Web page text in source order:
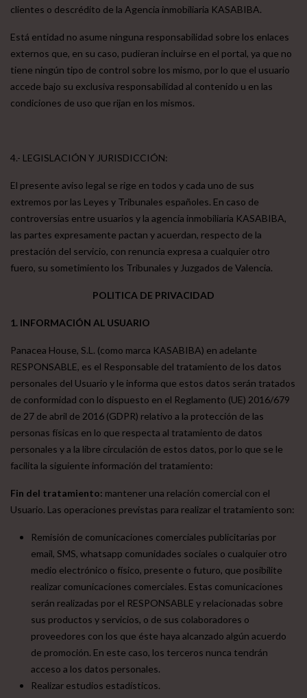
clientes o descrédito de la Agencia inmobiliaria KASABIBA.
Está entidad no asume ninguna responsabilidad sobre los enlaces
externos que, en su caso, pudieran incluirse en el portal, ya que no
tiene ningún tipo de control sobre los mismo, por lo que el usuario
accede bajo su exclusiva responsabilidad al contenido u en las
condiciones de uso que rijan en los mismos.
4.- LEGISLACIÓN Y JURISDICCIÓN:
El presente aviso legal se rige en todos y cada uno de sus
extremos por las Leyes y Tribunales españoles. En caso de
controversias entre usuarios y la agencia inmobiliaria KASABIBA,
las partes expresamente pactan y acuerdan, respecto de la
prestación del servicio, con renuncia expresa a cualquier otro
fuero, su sometimiento los Tribunales y Juzgados de Valencia.
POLITICA DE PRIVACIDAD
1. INFORMACIÓN AL USUARIO
Panacea House, S.L. (como marca KASABIBA) en adelante
RESPONSABLE, es el Responsable del tratamiento de los datos
personales del Usuario y le informa que estos datos serán tratados
de conformidad con lo dispuesto en el Reglamento (UE) 2016/679
de 27 de abril de 2016 (GDPR) relativo a la protección de las
personas físicas en lo que respecta al tratamiento de datos
personales y a la libre circulación de estos datos, por lo que se le
facilita la siguiente información del tratamiento:
Fin del tratamiento: mantener una relación comercial con el
Usuario. Las operaciones previstas para realizar el tratamiento son:
Remisión de comunicaciones comerciales publicitarias por
email, SMS, whatsapp comunidades sociales o cualquier otro
medio electrónico o físico, presente o futuro, que posibilite
realizar comunicaciones comerciales. Estas comunicaciones
serán realizadas por el RESPONSABLE y relacionadas sobre
sus productos y servicios, o de sus colaboradores o
proveedores con los que éste haya alcanzado algún acuerdo
de promoción. En este caso, los terceros nunca tendrán
acceso a los datos personales.
Realizar estudios estadísticos.